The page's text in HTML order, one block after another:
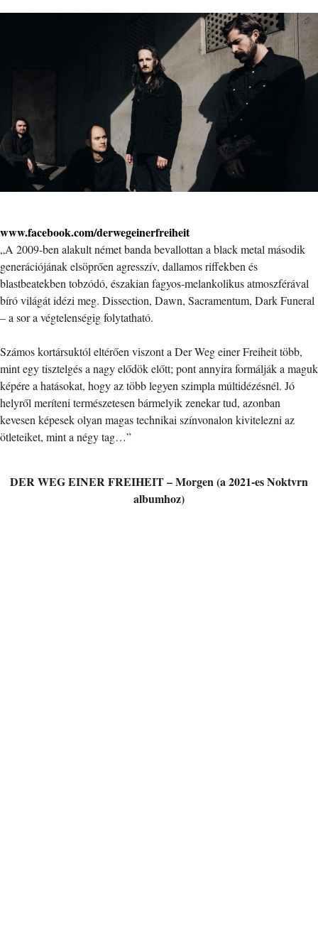
www.facebook.com/derwegeinerfreiheit
„A 2009-ben alakult német banda bevallottan a black metal második
generációjának elsöprően agresszív, dallamos riffekben és
blastbeatekben tobzódó, északian fagyos-melankolikus atmoszférával
bíró világát idézi meg. Dissection, Dawn, Sacramentum, Dark Funeral
– a sor a végtelenségig folytatható.
Számos kortársuktól eltérően viszont a Der Weg einer Freiheit több,
mint egy tisztelgés a nagy elődök előtt; pont annyira formálják a maguk
képére a hatásokat, hogy az több legyen szimpla múltidézésnél. Jó
helyről meríteni természetesen bármelyik zenekar tud, azonban
kevesen képesek olyan magas technikai színvonalon kivitelezni az
ötleteiket, mint a négy tag…”
DER WEG EINER FREIHEIT – Morgen (a 2021-es Noktvrn
albumhoz)